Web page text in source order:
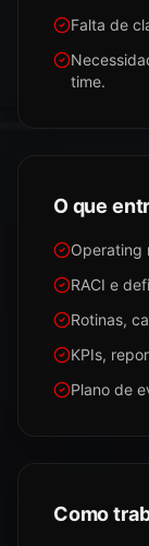
Falta de
time.
O que
Operating
RACI e
Rotinas,
KPIs,
Plano de
Como